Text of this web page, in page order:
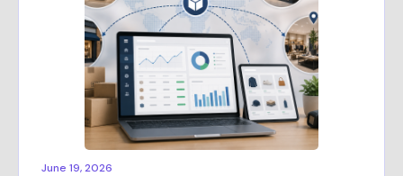
June 19, 2026